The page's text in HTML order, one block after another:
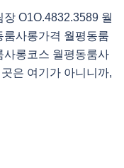
O1O.4832.3589 월
사롱가격 월평동룸
롱코스 월평동룸사
은 여기가 아니니까,